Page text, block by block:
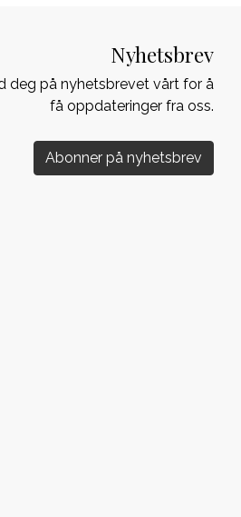
Nyhetsbrev
deg på nyhetsbrevet vårt for å
få oppdateringer fra oss.
Abonner på nyhetsbrev